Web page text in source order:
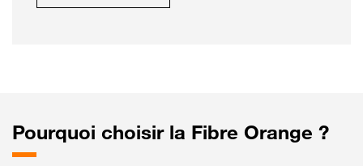
Pourquoi choisir la Fibre Orange ?